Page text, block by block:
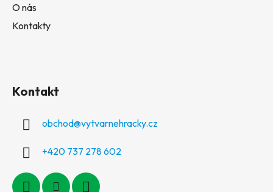
O nás
Kontakty
Kontakt
obchod@vytvarnehracky.cz
+420 737 278 602